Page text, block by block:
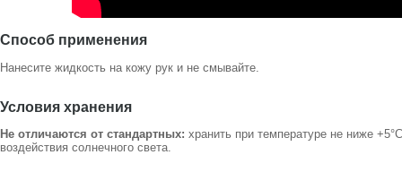
Способ применения
Нанесите жидкость на кожу рук и не смывайте.
Условия хранения
Не отличаются от стандартных: хранить при температуре не ниже
воздействия солнечного света.